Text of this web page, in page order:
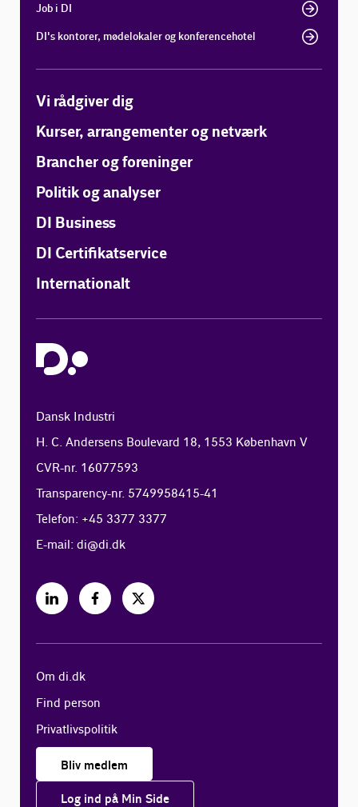
Job i DI
DI's kontorer, mødelokaler og konferencehotel
Vi rådgiver dig
Kurser, arrangementer og netværk
Brancher og foreninger
Politik og analyser
DI Business
DI Certifikatservice
Internationalt
Dansk Industri
H. C. Andersens Boulevard 18, 1553 København V
CVR-nr. 16077593
Transparency-nr. 5749958415-41
Telefon: +45 3377 3377
E-mail:di@di.dk
Om di.dk
Find person
Privatlivspolitik
Bliv medlem
Log ind på Min Side